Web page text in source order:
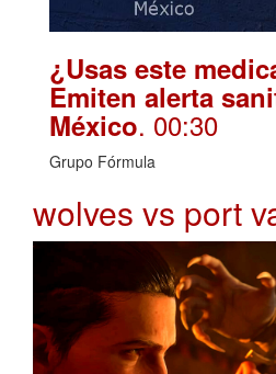
¿Usas este
Emiten alerta
México. 00:30
Grupo Fórmula
wolves vs port